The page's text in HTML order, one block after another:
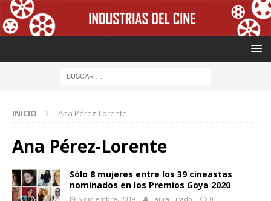
INICIO Ana Pérez-Lorente
Ana Pérez-Lorente
Sólo 8 mujeres entre los 39 cineastas
nominados en los Premios Goya 2020
5 diciembre, 2019 Laura Jurado 0